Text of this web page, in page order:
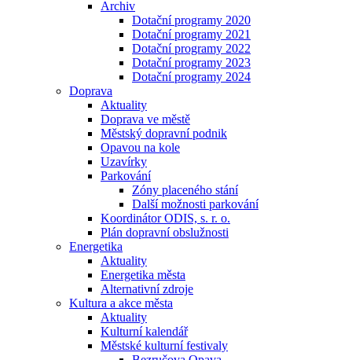
Archiv
Dotační programy 2020
Dotační programy 2021
Dotační programy 2022
Dotační programy 2023
Dotační programy 2024
Doprava
Aktuality
Doprava ve městě
Městský dopravní podnik
Opavou na kole
Uzavírky
Parkování
Zóny placeného stání
Další možnosti parkování
Koordinátor ODIS, s. r. o.
Plán dopravní obslužnosti
Energetika
Aktuality
Energetika města
Alternativní zdroje
Kultura a akce města
Aktuality
Kulturní kalendář
Městské kulturní festivaly